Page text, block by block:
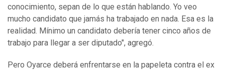
conocimiento, sepan de lo que están hablando. Yo veo
mucho candidato que jamás ha trabajado en nada. Esa es la
realidad. Mínimo un candidato debería tener cinco años de
trabajo para llegar a ser diputado", agregó.
Pero Oyarce deberá enfrentarse en la papeleta contra el ex